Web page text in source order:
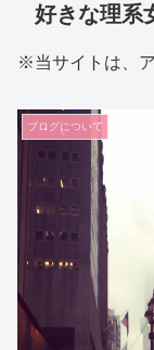
好きな理系
※当サイトは、
ブログについて